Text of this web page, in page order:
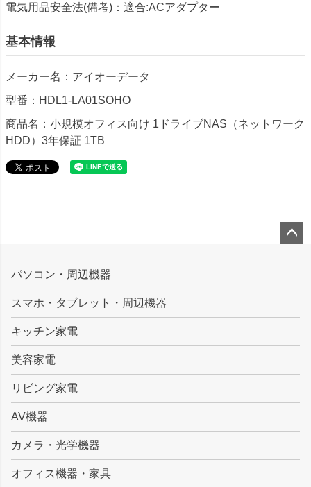
電気用品安全法(備考)：適合:ACアダプター
基本情報
メーカー名：アイオーデータ
型番：HDL1-LA01SOHO
商品名：小規模オフィス向け 1ドライブNAS（ネットワーク
HDD）3年保証 1TB
ップ
パソコン・周辺機器
スマホ・タブレット・周辺機器
キッチン家電
美容家電
リビング家電
AV機器
カメラ・光学機器
オフィス機器・家具